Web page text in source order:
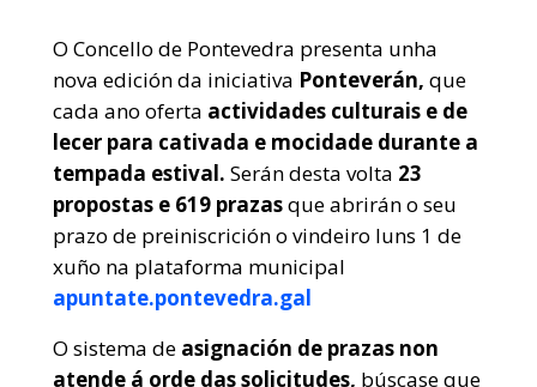
O Concello de Pontevedra presenta unha
nova edición da iniciativa Ponteverán, que
cada ano oferta actividades culturais e de
lecer para cativada e mocidade durante a
tempada estival. Serán desta volta 23
propostas e 619 prazasque abrirán o seu
prazo de preiniscrición o vindeiro luns 1 de
xuño na plataforma municipal
apuntate.pontevedra.gal
O sistema de asignación de prazas non
atende á orde das solicitudes, búscase que